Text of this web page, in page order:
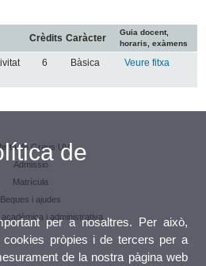
Crèdits Caràcter
Guia docent,
horaris, exàmens
6 Bàsica Veure fitxa
de Graus UV
Admissió
Matrícula
Beques i ajudes
i administrativa
de
per a nosaltres. Per això,
cookies pròpies i de tercers per a
de la nostra pàgina web